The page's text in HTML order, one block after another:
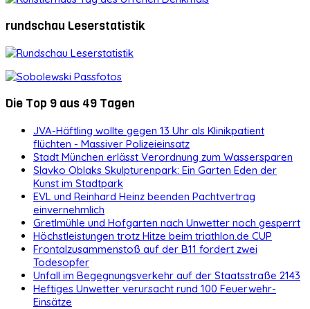
rundschau Leserstatistik
Die Top 9 aus 49 Tagen
JVA-Häftling wollte gegen 13 Uhr als Klinikpatient
flüchten - Massiver Polizeieinsatz
Stadt München erlässt Verordnung zum Wassersparen
Slavko Oblaks Skulpturenpark: Ein Garten Eden der
Kunst im Stadtpark
EVL und Reinhard Heinz beenden Pachtvertrag
einvernehmlich
Gretlmühle und Hofgarten nach Unwetter noch gesperrt
Höchstleistungen trotz Hitze beim triathlon.de CUP
Frontalzusammenstoß auf der B11 fordert zwei
Todesopfer
Unfall im Begegnungsverkehr auf der Staatsstraße 2143
Heftiges Unwetter verursacht rund 100 Feuerwehr-
Einsätze